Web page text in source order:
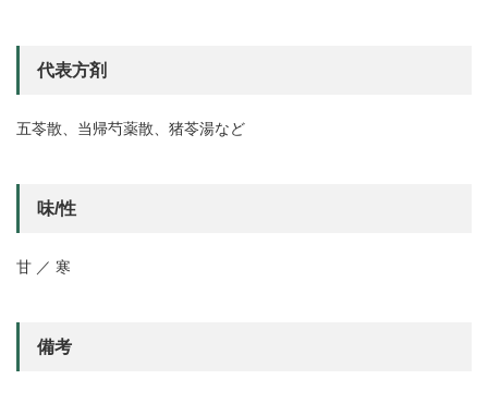
代表方剤
五苓散、当帰芍薬散、猪苓湯など
味/性
甘 ／ 寒
備考